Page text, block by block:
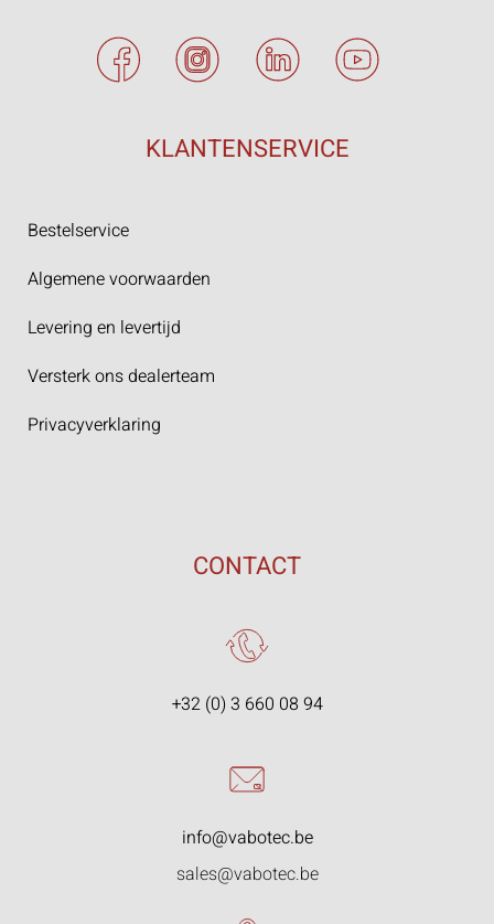
KLANTENSERVICE
Bestelservice
Algemene voorwaarden
Levering en levertijd
Versterk ons dealerteam
Privacyverklaring
CONTACT
+32 (0) 3 660 08 94
info@vabotec.be
sales@vabotec.be